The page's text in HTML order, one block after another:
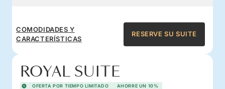
COMODIDADES Y
CARACTERÍSTICAS
RESERVE SU SUITE
ROYAL SUITE
OFERTA POR TIEMPO LIMITADO AHORRE UN 10%